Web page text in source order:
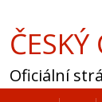
ČESKÝ
Oficiální